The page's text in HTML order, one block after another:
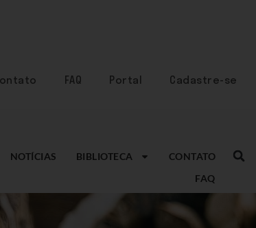
FAQ Portal Cadastre-se
NOTÍCIAS BIBLIOTECA
CONTATO
FAQ